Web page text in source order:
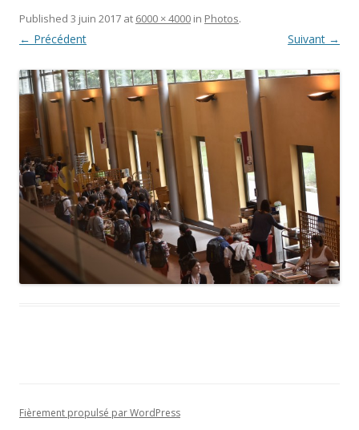
Published 3 juin 2017 at 6000 × 4000 in Photos.
← Précédent Suivant →
Fièrement propulsé par WordPress